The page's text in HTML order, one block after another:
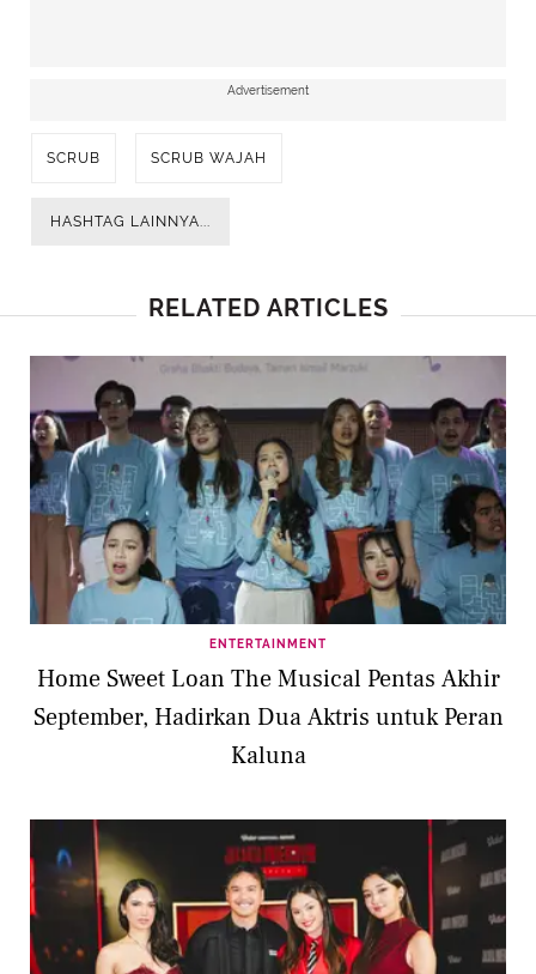
Advertisement
SCRUB SCRUB WAJAH
HASHTAG LAINNYA...
RELATED ARTICLES
ENTERTAINMENT
Home Sweet Loan The Musical Pentas Akhir
September, Hadirkan Dua Aktris untuk Peran
Kaluna